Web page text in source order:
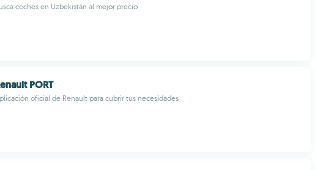
coches en Uzbekistán al mejor precio
PORT
oficial de Renault para cubrir tus necesidades